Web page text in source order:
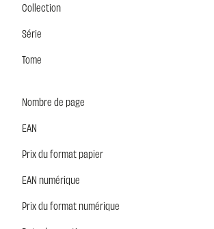
Collection
Série
Tome
Nombre de page
EAN
Prix du format papier
EAN numérique
Prix du format numérique